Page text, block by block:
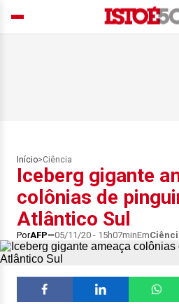
Início>Ciência
Iceberg gigante
colônias de
Atlântico Sul
PorAFP 05/11/20 - 15h07minEm